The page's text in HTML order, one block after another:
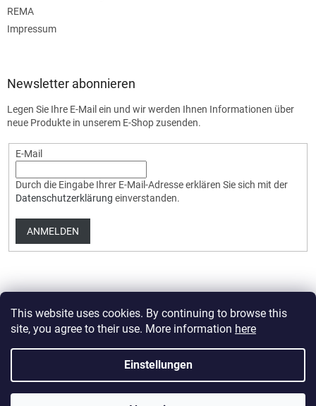
This website uses cookies. By continuing to browse this
site, you agree to their use. More information here
Einstellungen
REMA
Impressum
Newsletter abonnieren
Legen Sie Ihre E-Mail ein und wir werden Ihnen Informationen über
neue Produkte in unserem E-Shop zusenden.
E-Mail
Durch die Eingabe Ihrer E-Mail-Adresse erklären Sie sich mit der
Datenschutzerklärung einverstanden.
ANMELDEN